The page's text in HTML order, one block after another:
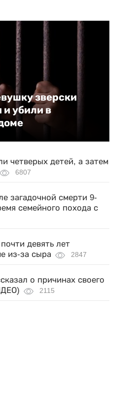
зверски
и убили в
четверых детей, а затем
6807
загадочной смерти 9-
семейного похода с
девять лет
из-за сыра
2847
о причинах своего
2115